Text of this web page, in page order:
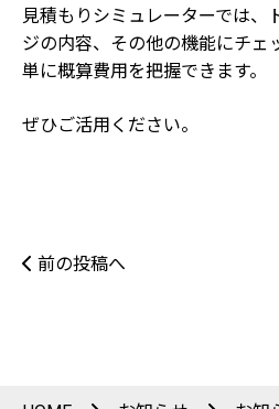
見積もりシミュレーターでは、
ジの内容、その他の機能にチェ
単に概算費用を把握できます。
ぜひご活用ください。
前の投稿へ